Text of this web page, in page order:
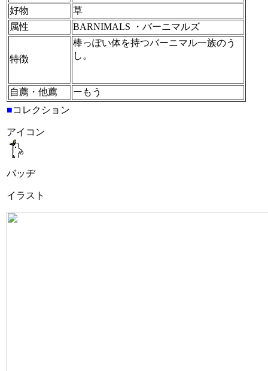
好物
草
属性
BARNIMALS ・バーニマルズ
特徴
棒っぽい体を持つバーニマル一族のう
し。
自薦・他薦
ーもう
■コレクション
アイコン
バッヂ
イラスト